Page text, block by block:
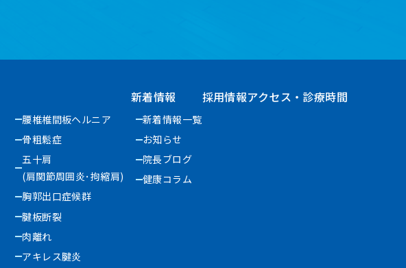
腰椎椎間板ヘルニア
骨粗鬆症
五十肩
(肩関節周囲炎･拘縮肩)
胸郭出口症候群
腱板断裂
肉離れ
アキレス腱炎
新着情報
新着情報一覧
お知らせ
院長ブログ
健康コラム
採用情報アクセス・診療時間